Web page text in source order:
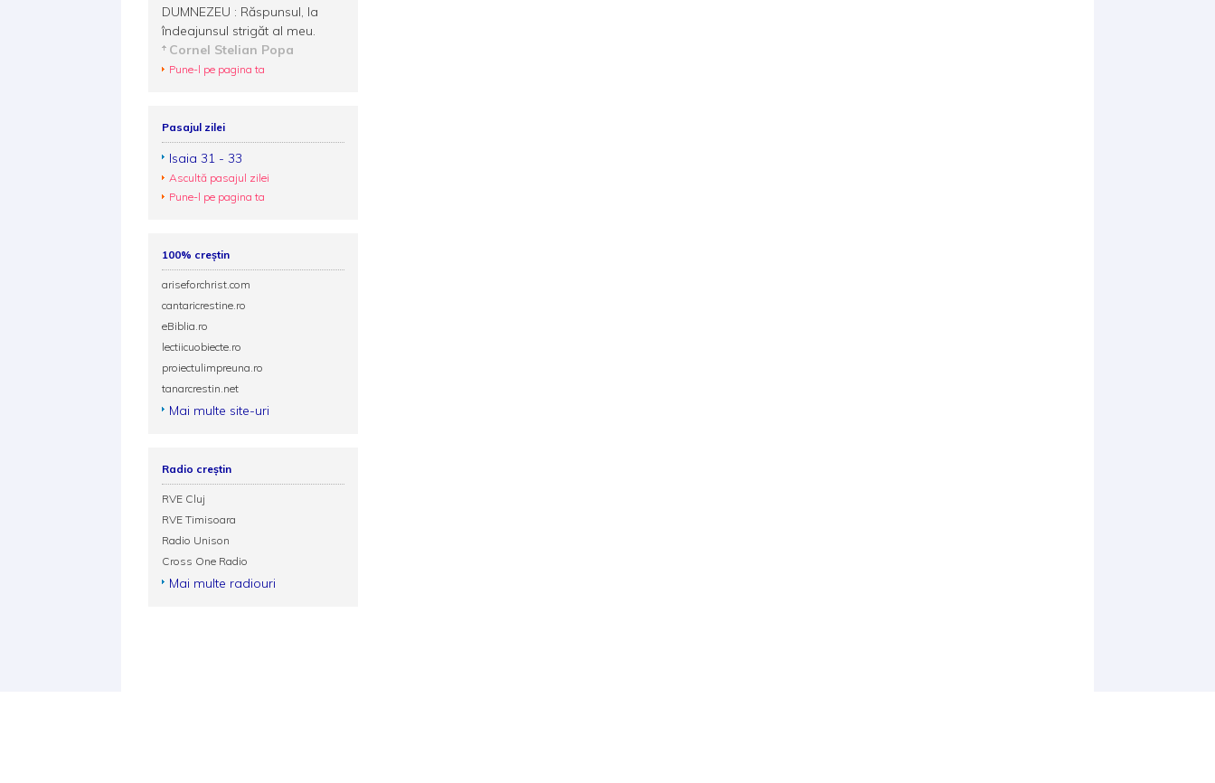
DUMNEZEU : Răspunsul, la
îndeajunsul strigăt al meu.
Cornel Stelian Popa
Pune-l pe pagina ta
Pasajul zilei
Isaia 31 - 33
Ascultă pasajul zilei
Pune-l pe pagina ta
100% creștin
ariseforchrist.com
cantaricrestine.ro
eBiblia.ro
lectiicuobiecte.ro
proiectulimpreuna.ro
tanarcrestin.net
Mai multe site-uri
Radio creștin
RVE Cluj
RVE Timisoara
Radio Unison
Cross One Radio
Mai multe radiouri